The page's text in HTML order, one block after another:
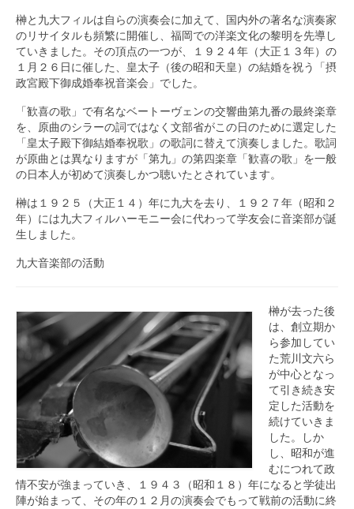
榊と九大フィルは自らの演奏会に加えて、国内外の著名な演奏家
のリサイタルも頻繁に開催し、福岡での洋楽文化の黎明を先導し
ていきました。その頂点の一つが、１９２４年（大正１３年）の
１月２６日に催した、皇太子（後の昭和天皇）の結婚を祝う「摂
政宮殿下御成婚奉祝音楽会」でした。
「歓喜の歌」で有名なベートーヴェンの交響曲第九番の最終楽章
を、原曲のシラーの詞ではなく文部省がこの日のために選定した
「皇太子殿下御結婚奉祝歌」の歌詞に替えて演奏しました。歌詞
が原曲とは異なりますが「第九」の第四楽章「歓喜の歌」を一般
の日本人が初めて演奏しかつ聴いたとされています。
榊は１９２５（大正１４）年に九大を去り、１９２７年（昭和２
年）には九大フィルハーモニー会に代わって学友会に音楽部が誕
生しました。
九大音楽部の活動
榊が去った後
は、創立期か
ら参加してい
た荒川文六ら
が中心となっ
て引き続き安
定した活動を
続けていきま
した。しか
し、昭和が進
むにつれて政
情不安が強まっていき、１９４３（昭和１８）年になると学徒出
陣が始まって、その年の１２月の演奏会でもって戦前の活動に終